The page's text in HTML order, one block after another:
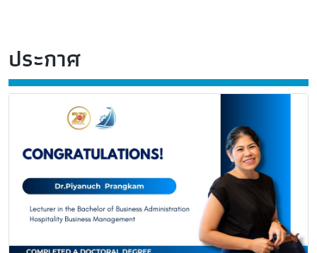
ประกาศ